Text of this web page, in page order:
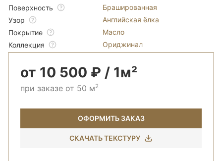
Поверхность
Брашированная
Узор
Английская ёлка
Покрытие
Масло
Коллекция
Ориджинал
от 10 500 ₽ / 1м²
при заказе от 50 м2
ОФОРМИТЬ ЗАКАЗ
СКАЧАТЬ ТЕКСТУРУ